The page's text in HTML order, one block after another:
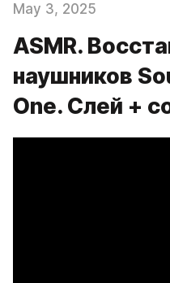
May 3, 2025
ASMR.
наушников
One. Слей +